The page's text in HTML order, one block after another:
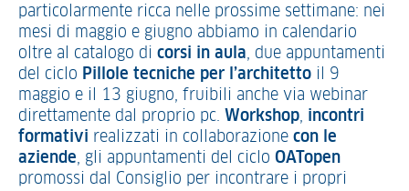
particolarmente ricca nelle prossime settimane: nei
mesi di maggio e giugno abbiamo in calendario
oltre al catalogo di corsi in aula, due appuntamenti
del ciclo Pillole tecniche per l’architetto il 9
maggio e il 13 giugno, fruibili anche via webinar
direttamente dal proprio pc. Workshop, incontri
formativi realizzati in collaborazione con le
aziende, gli appuntamenti del ciclo OATopen
promossi dal Consiglio per incontrare i propri